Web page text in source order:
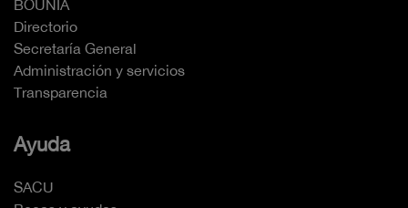
BOUNIA
Directorio
Secretaría General
Administración y servicios
Transparencia
Ayuda
SACU